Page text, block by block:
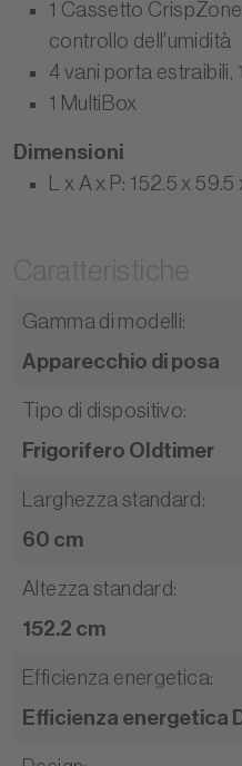
1 Cassetto
controllo dell'umidità
4 vani porta estraibili,
1 MultiBox
Dimensioni
L x A x P: 152.5 x
Gamma di modelli:
Apparecchio di posa
Tipo di dispositivo:
Frigorifero Oldtimer
Larghezza standard :
60 cm
Altezza standard:
152.2 cm
Efficienza energetica:
Efficienza energetica